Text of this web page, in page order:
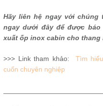
Hãy liên hệ ngay với
ngay dưới đây để được
xuất ốp inox cabin cho thang
>>> Link tham khảo:
Tìm
cuốn chuyên nghiệp